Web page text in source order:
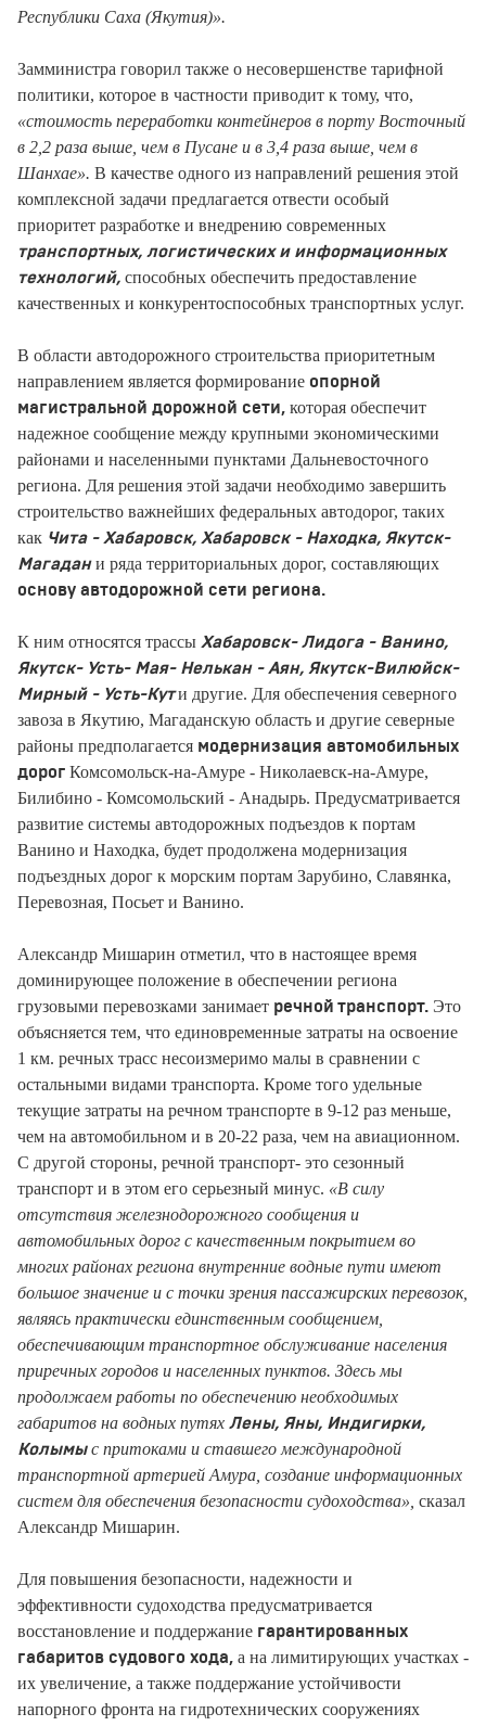
Республики Саха (Якутия)».
Замминистра говорил также о несовершенстве тарифной
политики, которое в частности приводит к тому, что,
«стоимость переработки контейнеров в порту Восточный
в 2,2 раза выше, чем в Пусане и в 3,4 раза выше, чем в
Шанхае». В качестве одного из направлений решения этой
комплексной задачи предлагается отвести особый
приоритет разработке и внедрению современных
транспортных, логистических и информационных
технологий, способных обеспечить предоставление
качественных и конкурентоспособных транспортных услуг.
В области автодорожного строительства приоритетным
направлением является формирование опорной
магистральной дорожной сети, которая обеспечит
надежное сообщение между крупными экономическими
районами и населенными пунктами Дальневосточного
региона. Для решения этой задачи необходимо завершить
строительство важнейших федеральных автодорог, таких
как Чита - Хабаровск, Хабаровск - Находка, Якутск-
Магадани ряда территориальных дорог, составляющих
основу автодорожной сети региона.
К ним относятся трассы Хабаровск- Лидога - Ванино,
Якутск- Усть- Мая- Нелькан - Аян, Якутск-Вилюйск-
Мирный - Усть-Кути другие. Для обеспечения северного
завоза в Якутию, Магаданскую область и другие северные
районы предполагается модернизация автомобильных
дорог Комсомольск-на-Амуре - Николаевск-на-Амуре,
Билибино - Комсомольский - Анадырь. Предусматривается
развитие системы автодорожных подъездов к портам
Ванино и Находка, будет продолжена модернизация
подъездных дорог к морским портам Зарубино, Славянка,
Перевозная, Посьет и Ванино.
Александр Мишарин отметил, что в настоящее время
доминирующее положение в обеспечении региона
грузовыми перевозками занимает речной транспорт. Это
объясняется тем, что единовременные затраты на освоение
1 км. речных трасс несоизмеримо малы в сравнении с
остальными видами транспорта. Кроме того удельные
текущие затраты на речном транспорте в 9-12 раз меньше,
чем на автомобильном и в 20-22 раза, чем на авиационном.
С другой стороны, речной транспорт- это сезонный
транспорт и в этом его серьезный минус. «В силу
отсутствия железнодорожного сообщения и
автомобильных дорог с качественным покрытием во
многих районах региона внутренние водные пути имеют
большое значение и с точки зрения пассажирских перевозок,
являясь практически единственным сообщением,
обеспечивающим транспортное обслуживание населения
приречных городов и населенных пунктов. Здесь мы
продолжаем работы по обеспечению необходимых
габаритов на водных путях Лены, Яны, Индигирки,
Колымыс притоками и ставшего международной
транспортной артерией Амура, создание информационных
систем для обеспечения безопасности судоходства», сказал
Александр Мишарин.
Для повышения безопасности, надежности и
эффективности судоходства предусматривается
восстановление и поддержание гарантированных
габаритов судового хода, а на лимитирующих участках -
их увеличение, а также поддержание устойчивости
напорного фронта на гидротехнических сооружениях